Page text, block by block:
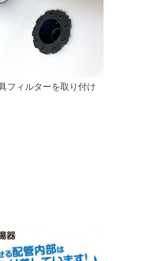
フィルターを取り付け